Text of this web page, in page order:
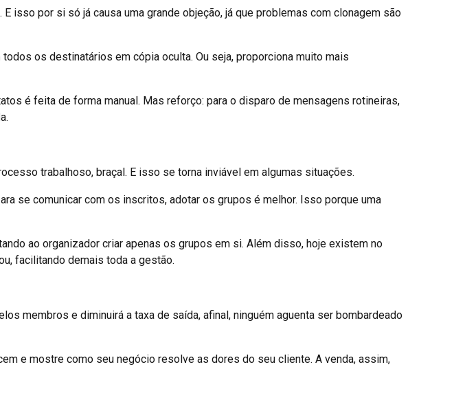
por si só já causa uma grande objeção, já que problemas com clonagem são
os destinatários em cópia oculta. Ou seja, proporciona muito mais
é feita de forma manual. Mas reforço: para o disparo de mensagens rotineiras,
trabalhoso, braçal. E isso se torna inviável em algumas situações.
se comunicar com os inscritos, adotar os grupos é melhor. Isso porque uma
ao organizador criar apenas os grupos em si. Além disso, hoje existem no
facilitando demais toda a gestão.
membros e diminuirá a taxa de saída, afinal, ninguém aguenta ser bombardeado
e mostre como seu negócio resolve as dores do seu cliente. A venda, assim,